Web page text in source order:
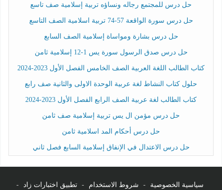
حل درس للمجتمع رجاله ونساؤه تربية إسلامية صف تاسع
حل درس سورة الواقعة 57-74 تربية اسلامية الصف التاسع
حل درس بشارة ومواساة إسلامية الصف السابع
حل درس صدق الرسول سورة يس 1-12 إسلامية ثامن
كتاب الطالب اللغة العربية الصف الخامس الفصل الأول 2023-2024
حلول كتاب النشاط لغة عربية الوحدة الاولى والثانية صف رابع
كتاب الطالب لغة عربية الصف الرابع الفصل الأول 2023-2024
حل درس مؤمن ال يس تربية إسلامية صف ثامن
حل درس أحكام المد اسلامية ثامن
حل درس الاعتدال في الإنفاق إسلامية السابع فصل ثاني
سياسية الخصوصية - شروط الاستخدام - تطبيق اختبارات زاد -